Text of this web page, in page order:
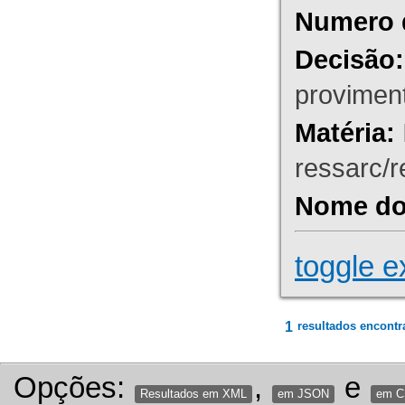
Numero
Decisão:
Matéria:
ressarc/
Nome
toggle
1 resultados
Opções: Resultados em XML , em JSON e em